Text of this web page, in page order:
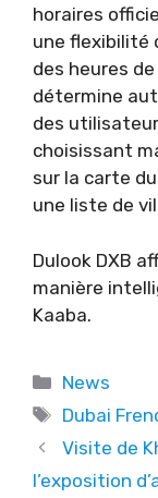
horaires
une flexibilité
des heures
détermine
des
choisissant
sur la carte
une liste de
Dulook DXB
manière
Kaaba.
Categories
News
Tags
Dubai
Visite de
l’exposition